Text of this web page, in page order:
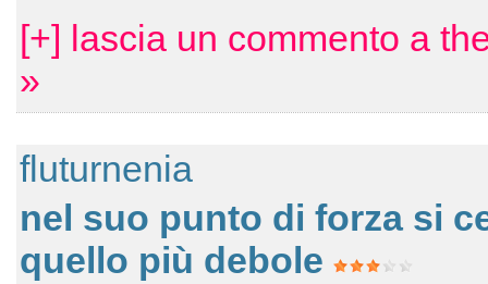
[+] lascia un commento a
»
fluturnenia
nel suo punto di forza si
quello più debole